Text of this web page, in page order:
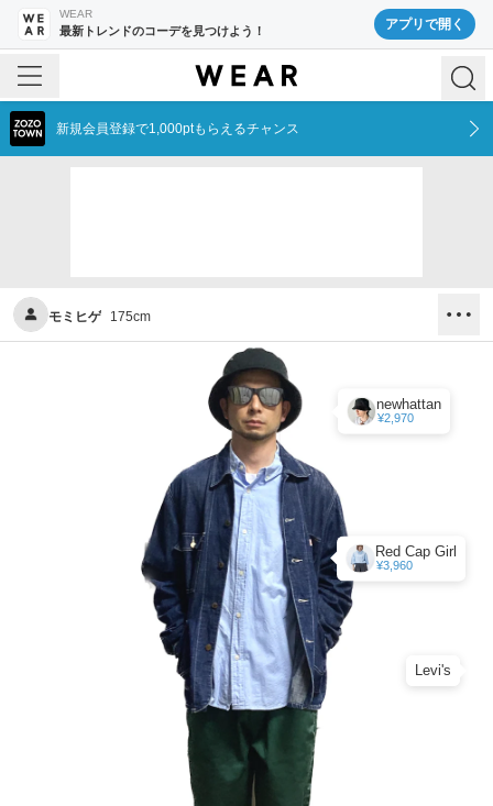
WEAR
最新トレンドのコーデを見つけよう！ アプリで開く
新規会員登録で1,000ptもらえるチャンス
モミヒゲ 175cm
Red Cap Girl
¥3,960
Levi's
newhattan
¥2,970